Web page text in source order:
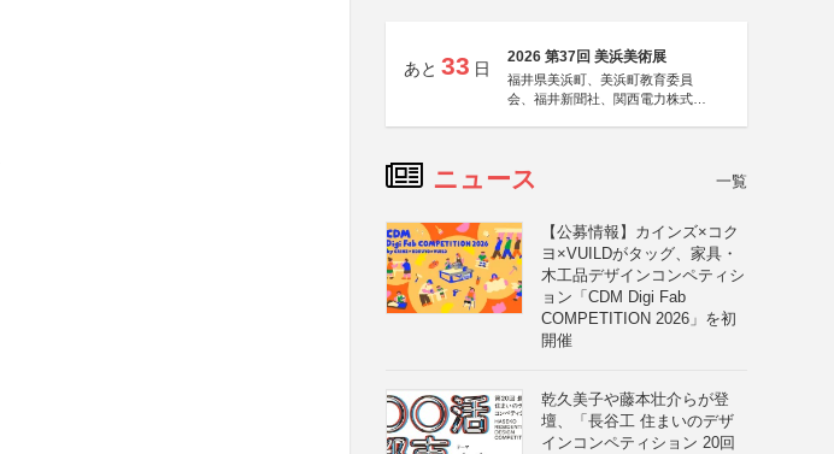
あと 33 日
2026 第37回 美浜美術展
福井県美浜町、美浜町教育委員
会、福井新聞社、関西電力株式会
ニュース 一覧
【公募情報】カインズ×コク
ヨ×VUILDがタッグ、家具・
木工品デザインコンペティシ
ョン「CDM Digi Fab
COMPETITION 2026」を初
開催
乾久美子や藤本壮介らが登
壇、「長谷工 住まいのデザ
インコンペティション 20回